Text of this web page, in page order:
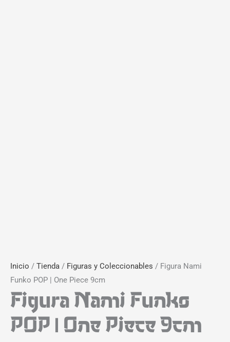
Inicio / Tienda / Figuras y Coleccionables / Figura Nami
Funko POP | One Piece 9cm
Figura Nami Funko
POP | One Piece 9cm